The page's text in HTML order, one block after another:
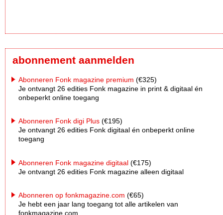
abonnement aanmelden
Abonneren Fonk magazine premium (€325)
Je ontvangt 26 edities Fonk magazine in print & digitaal én
onbeperkt online toegang
Abonneren Fonk digi Plus (€195)
Je ontvangt 26 edities Fonk digitaal én onbeperkt online
toegang
Abonneren Fonk magazine digitaal (€175)
Je ontvangt 26 edities Fonk magazine alleen digitaal
Abonneren op fonkmagazine.com (€65)
Je hebt een jaar lang toegang tot alle artikelen van
fonkmagazine.com